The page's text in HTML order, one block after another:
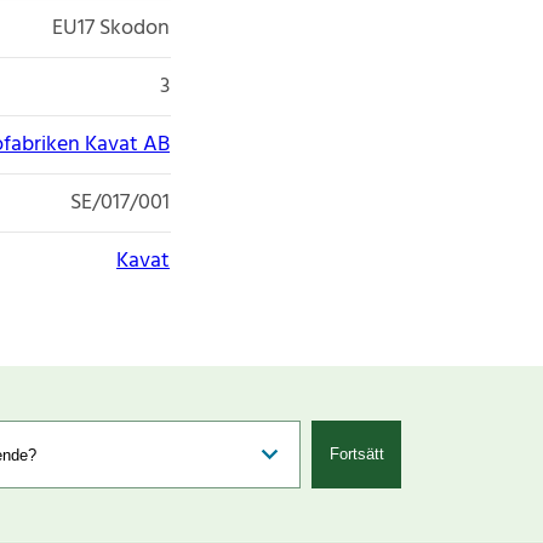
EU17 Skodon
3
Kavat AB
SE/017/001
Kavat
Fortsätt